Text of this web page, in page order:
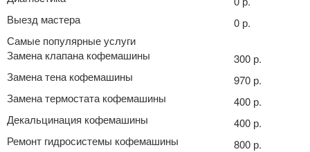
Выезд мастера
0 р.
Самые популярные услуги
Замена клапана кофемашины
300 р.
Замена тена кофемашины
970 р.
Замена термостата кофемашины
400 р.
Декальцинация кофемашины
400 р.
Ремонт гидросистемы кофемашины
800 р.